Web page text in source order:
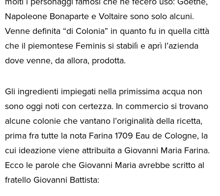
Napoleone Bonaparte e Voltaire sono solo alcuni.
Venne definita “di Colonia” in quanto fu in quella città
che il piemontese Feminis si stabilì e aprì l’azienda
dove venne, da allora, prodotta.
Gli ingredienti impiegati nella primissima acqua non
sono oggi noti con certezza. In commercio si trovano
alcune colonie che vantano l’originalità della ricetta,
prima fra tutte la nota Farina 1709 Eau de Cologne, la
cui ideazione viene attribuita a Giovanni Maria Farina.
Ecco le parole che Giovanni Maria avrebbe scritto al
fratello Giovanni Battista: